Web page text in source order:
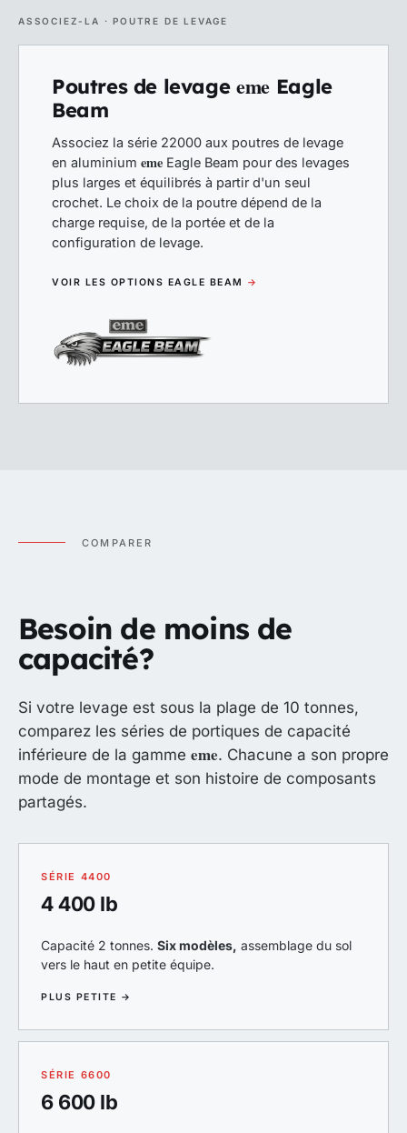
ASSOCIEZ-LA · POUTRE DE LEVAGE
Poutres de levage eme Eagle
Beam
Associez la série 22000 aux poutres de levage
en aluminium emeEagle Beam pour des levages
plus larges et équilibrés à partir d'un seul
crochet. Le choix de la poutre dépend de la
charge requise, de la portée et de la
configuration de levage.
VOIR LES OPTIONS EAGLE BEAM →
COMPARER
Besoin de moins de
capacité?
Si votre levage est sous la plage de 10 tonnes,
comparez les séries de portiques de capacité
inférieure de la gamme eme. Chacune a son propre
mode de montage et son histoire de composants
partagés.
SÉRIE 4400
4 400 lb
Capacité 2 tonnes. Six modèles, assemblage du sol
vers le haut en petite équipe.
PLUS PETITE →
SÉRIE 6600
6 600 lb